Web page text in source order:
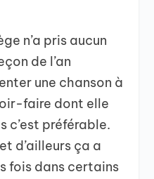
n’a pris aucun
de l’an
une chanson à
faire dont elle
c’est préférable.
d’ailleurs ça a
fois dans certains